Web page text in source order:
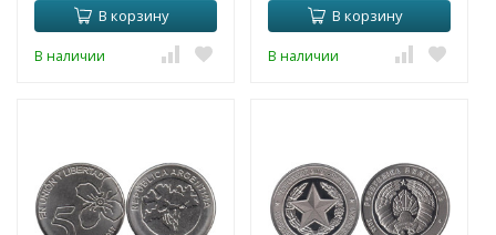
В корзину
В наличии
В корзину
В наличии